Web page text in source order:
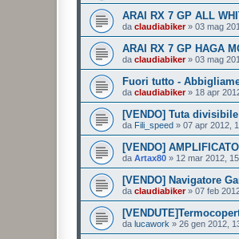
ARAI RX 7 GP ALL
da claudiabiker» 03 mag
ARAI RX 7 GP HAGA
da claudiabiker» 03 mag
Fuori tutto -
da claudiabiker» 18 apr
[VENDO] Tuta
da Fili_speed » 07 apr 2012,
[VENDO]
da Artax80 » 12 mar 2012,
[VENDO] Navigatore
da claudiabiker» 07 feb
da lucawork » 26 gen 2012,